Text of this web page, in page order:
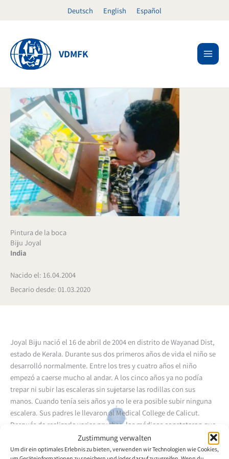
Zustimmung verwalten
Um dir ein optimales Erlebnis zu bieten, verwenden wir Technologien wie Cookies,
Deutsch English Español
VDMFK
Pintura de la boca
Biju Joyal
India
Nacido el: 16.04.2004
Becario desde: 01.03.2020
Joyal Biju nació el 16 de abril de 2004 en distrito de Wayanad Dist,
estado de Kerala. Durante sus dos primeros años de vida el niño se
desarrolló normalmente. Entre los tres y cuatro años el niño
empezó a caerse mucho al andar. A los cinco años ya no podía
trepar ni subir las escaleras sin sujetarse las rodillas con sus
manos. Cuando tenía seis años ya no le era posible subir ninguna
escalera. Sus padres le llevaron al Medical College de Calicut.
Después de realizarle varias pruebas, los médicos constataron que
sufría de una distrofia muscular. Después sus padres buscaron
todos los tratamientos posibles, pero al final supieron que no